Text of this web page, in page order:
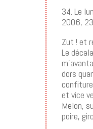
34. Le
2006,
Zut ! et
Le
dors
et vice
Melon,
poire,